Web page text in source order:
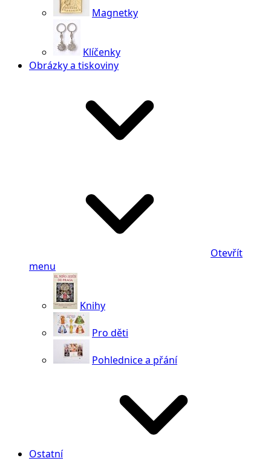
Magnetky
Klíčenky
Obrázky a tiskoviny
Otevřít
menu
Knihy
Pro děti
Pohlednice a přání
Ostatní